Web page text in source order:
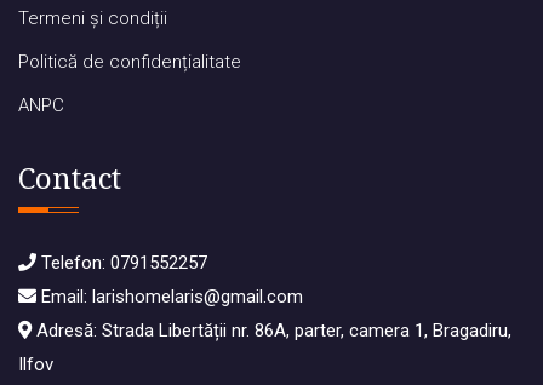
Termeni și condiții
Politică de confidențialitate
ANPC
Contact
Telefon: 0791552257
Email: larishomelaris@gmail.com
Adresă: Strada Libertății nr. 86A, parter, camera 1, Bragadiru,
Ilfov